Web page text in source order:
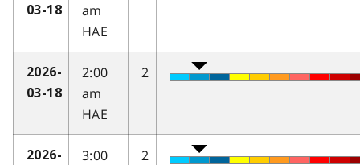
03-18
am
HAE
2026-
03-18
2:00
am
HAE
2
2026-
3:00
2